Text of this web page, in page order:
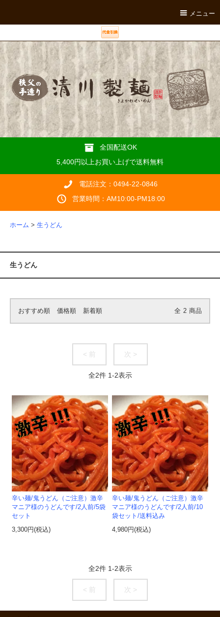
メニュー
全国配送OK
5,400円以上お買い上げで送料無料
電話注文：0494-22-0846
営業時間：AM10:00-PM18:00
ホーム > 生うどん
生うどん
おすすめ順 価格順 新着順 全 2 商品
< 前 次 >
全2件 1-2表示
辛い麺/鬼うどん（ご注意）激辛
マニア様のうどんです/2人前/5袋
セット
3,300円(税込)
辛い麺/鬼うどん（ご注意）激辛
マニア様のうどんです/2人前/10
袋セット/送料込み
4,980円(税込)
全2件 1-2表示
< 前 次 >